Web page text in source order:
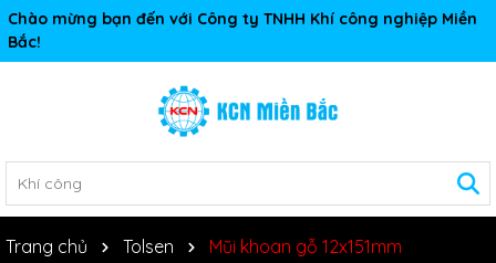
Chào mừng bạn đến với Công ty TNHH Khí công nghiệp Miền
Bắc!
Trang chủ Tolsen Mũi khoan gỗ 12x151mm